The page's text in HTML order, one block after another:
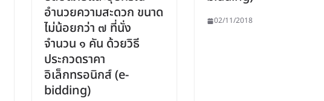
อำนวยความสะดวก ขนาด
ไม่น้อยกว่า ๗ ที่นั่ง
จำนวน ๑ คัน ด้วยวิธี
ประกวดราคา
อิเล็กทรอนิกส์ (e-
bidding)
02/11/2018